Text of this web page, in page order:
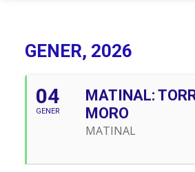
GENER, 2026
04
GENER
MATINAL:
MORO
MATINAL